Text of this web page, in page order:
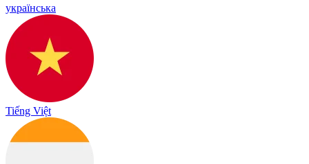
українська
Tiếng Việt